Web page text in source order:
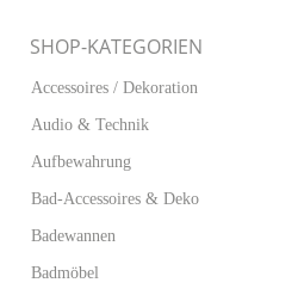
SHOP-KATEGORIEN
Accessoires / Dekoration
Audio & Technik
Aufbewahrung
Bad-Accessoires & Deko
Badewannen
Badmöbel